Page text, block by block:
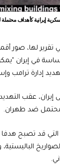
إيرانية كأهداف محتملة
في تقرير لها،
في إيران
إدارة ترامب
إيران، عقب
محتمل ضد طهران.
التي قد تصبح